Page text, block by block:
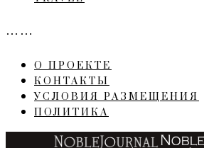
……
О ПРОЕКТЕ
КОНТАКТЫ
УСЛОВИЯ РАЗМЕЩЕНИЯ
ПОЛИТИКА